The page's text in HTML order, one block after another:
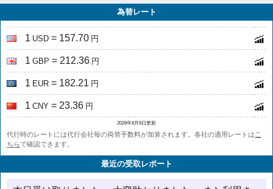
為替レート
1 USD = 157.70 円
1 GBP = 212.36 円
1 EUR = 182.21 円
1 CNY = 23.36 円
2026年8月6日更新
代行時のレートには代行会社毎の両替手数料が加算されます。各社の適用レートは こ
ちらで確認できます。
最近の受取レポート